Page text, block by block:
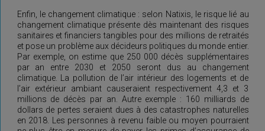
Enfin, le changement climatique : selon Natixis, le risque lié au
changement climatique présente dès maintenant des risques
sanitaires et financiers tangibles pour des millions de retraités
et pose un problème aux décideurs politiques du monde entier.
Par exemple, on estime que 250 000 décès supplémentaires
par an entre 2030 et 2050 seront dus au changement
climatique. La pollution de l’air intérieur des logements et de
l’air extérieur ambiant causeraient respectivement 4,3 et 3
millions de décès par an. Autre exemple : 160 milliards de
dollars de pertes seraient dues à des catastrophes naturelles
en 2018. Les personnes à revenu faible ou moyen pourraient